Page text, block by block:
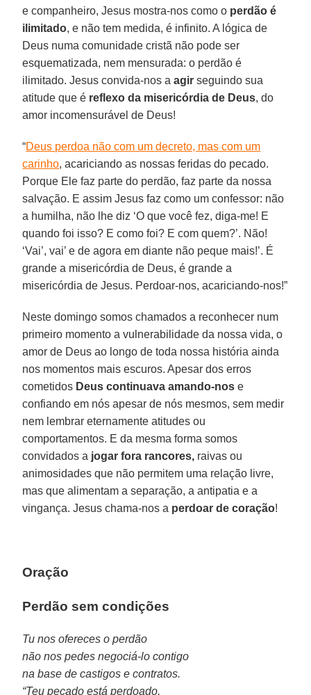
e companheiro, Jesus mostra-nos como o perdão é
ilimitado, e não tem medida, é infinito. A lógica de
Deus numa comunidade cristã não pode ser
esquematizada, nem mensurada: o perdão é
ilimitado. Jesus convida-nos a agir seguindo sua
atitude que é reflexo da misericórdia de Deus, do
amor incomensurável de Deus!
“Deus perdoa não com um decreto, mas com um
carinho, acariciando as nossas feridas do pecado.
Porque Ele faz parte do perdão, faz parte da nossa
salvação. E assim Jesus faz como um confessor: não
a humilha, não lhe diz ‘O que você fez, diga-me! E
quando foi isso? E como foi? E com quem?’. Não!
‘Vai’, vai’ e de agora em diante não peque mais!’. É
grande a misericórdia de Deus, é grande a
misericórdia de Jesus. Perdoar-nos, acariciando-nos!”
Neste domingo somos chamados a reconhecer num
primeiro momento a vulnerabilidade da nossa vida, o
amor de Deus ao longo de toda nossa história ainda
nos momentos mais escuros. Apesar dos erros
cometidos Deus continuava amando-nos e
confiando em nós apesar de nós mesmos, sem medir
nem lembrar eternamente atitudes ou
comportamentos. E da mesma forma somos
convidados a jogar fora rancores, raivas ou
animosidades que não permitem uma relação livre,
mas que alimentam a separação, a antipatia e a
vingança. Jesus chama-nos a perdoar de coração!
Oração
Perdão sem condições
Tu nos ofereces o perdão
não nos pedes negociá-lo contigo
na base de castigos e contratos.
“Teu pecado está perdoado.